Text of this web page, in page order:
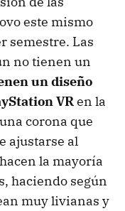
este mismo
semestre. Las
no tienen un
un diseño
VRen la
corona que
ajustarse al
la mayoría
haciendo según
muy livianas y